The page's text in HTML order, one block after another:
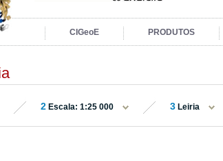
CIGeoE PRODUTOS
2 Escala: 1:25 000 3 Leiria